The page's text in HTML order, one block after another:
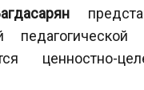
педагогической
ценностно-